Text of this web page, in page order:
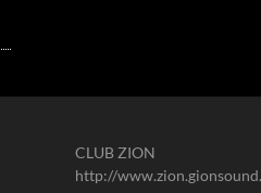
CLUB ZION
http://